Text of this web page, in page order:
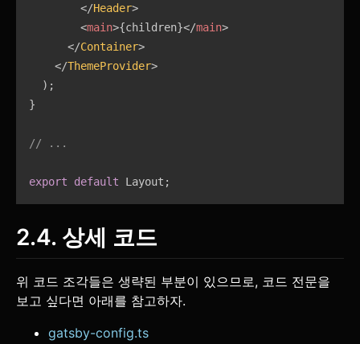
</Header>
<main>{children}</main>
</Container>
</ThemeProvider>
) ;
}
// ...
export default Layout ;
2.4. 상세 코드
위 코드 조각들은 생략된 부분이 있으므로, 코드 전문을
보고 싶다면 아래를 참고하자.
gatsby-config.ts